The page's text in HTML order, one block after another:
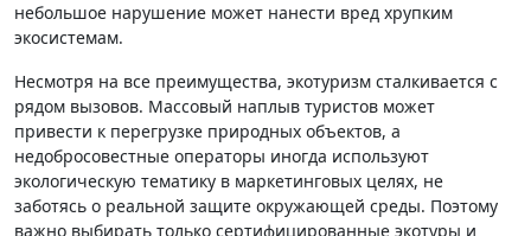
небольшое нарушение может нанести вред хрупким
экосистемам.
Несмотря на все преимущества, экотуризм сталкивается с
рядом вызовов. Массовый наплыв туристов может
привести к перегрузке природных объектов, а
недобросовестные операторы иногда используют
экологическую тематику в маркетинговых целях, не
заботясь о реальной защите окружающей среды. Поэтому
важно выбирать только сертифицированные экотуры и